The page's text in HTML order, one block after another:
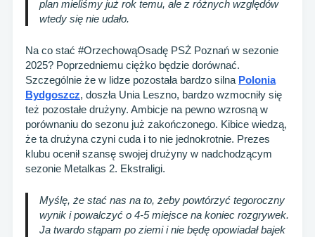
plan mieliśmy już rok temu, ale z różnych względów
wtedy się nie udało.
Na co stać #OrzechowąOsadę PSŻ Poznań w sezonie
2025? Poprzedniemu ciężko będzie dorównać.
Szczególnie że w lidze pozostała bardzo silna Polonia
Bydgoszcz, doszła Unia Leszno, bardzo wzmocniły się
też pozostałe drużyny. Ambicje na pewno wzrosną w
porównaniu do sezonu już zakończonego. Kibice wiedzą,
że ta drużyna czyni cuda i to nie jednokrotnie. Prezes
klubu ocenił szansę swojej drużyny w nadchodzącym
sezonie Metalkas 2. Ekstraligi.
Myślę, że stać nas na to, żeby powtórzyć tegoroczny
wynik i powalczyć o 4-5 miejsce na koniec rozgrywek.
Ja twardo stąpam po ziemi i nie będę opowiadał bajek